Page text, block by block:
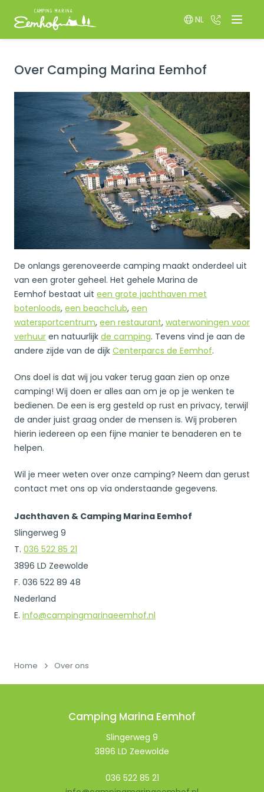
Menu
NL
Switch language
036 522
Over Camping Marina Eemhof
De onlangs gerenoveerde camping maakt onderdeel uit
van een groter geheel. Het gehele Marina de
Eemhof bestaat uit een grote jachthaven met
botenloods, een beachclub, een
watersportcentrum, een restaurant, waterwoningen voor
verhuur en natuurlijk de camping. Tevens vind je aan de
andere zijde van de dijk Centerparcs de Eemhof.
Ons doel is dat wij jou vaker terug gaan zien op onze
camping! Wij doen er alles aan om je op je wenken te
bedienen. De een is erg gesteld op rust en privacy, terwijl
de ander juist graag onder de mensen is. Wij proberen
hierin iedereen op een fijne manier te benaderen en te
helpen.
Wil je meer weten over onze camping? Neem dan gerust
contact met ons op via onderstaande gegevens.
Jachthaven & Camping Marina Eemhof
Slingerweg 9
T. 036 522 85 21
3896 LD Zeewolde
F. 036 522 89 48
Nederland
E. info@campingmarinaeemhof.nl
Home Over ons
Camping Marina Eemhof
Slingerweg 9
3896 LD Zeewolde
036 522 85 21